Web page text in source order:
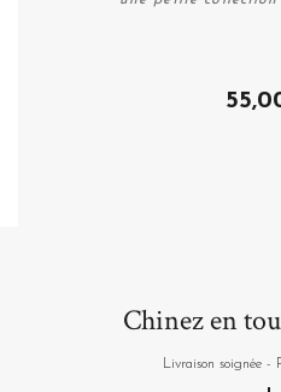
Chinez en
Livraison soignée -